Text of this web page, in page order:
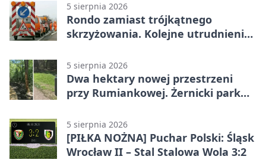
5 sierpnia 2026
Rondo zamiast trójkątnego
skrzyżowania. Kolejne utrudnienia
5 sierpnia 2026
Dwa hektary nowej przestrzeni
przy Rumiankowej. Żernicki park
5 sierpnia 2026
[PIŁKA NOŻNA] Puchar Polski: Śląsk
Wrocław II – Stal Stalowa Wola 3:2